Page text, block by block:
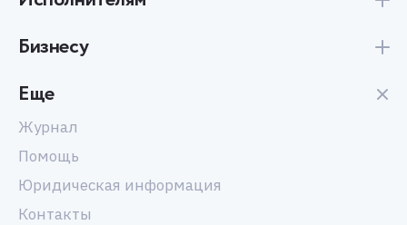
Бизнесу
Еще
Журнал
Помощь
Юридическая информация
Контакты